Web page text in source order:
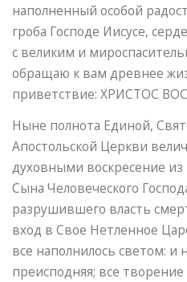
наполненный особой
гроба Господе Иисусе,
с великим и
обращаю к вам древнее
приветствие: ХРИСТОС
Ныне полнота Единой,
Апостольской Церкви
духовными воскресение
Сына Человеческого
разрушившего власть
вход в Свое Нетленное
все наполнилось светом: и
преисподняя; все